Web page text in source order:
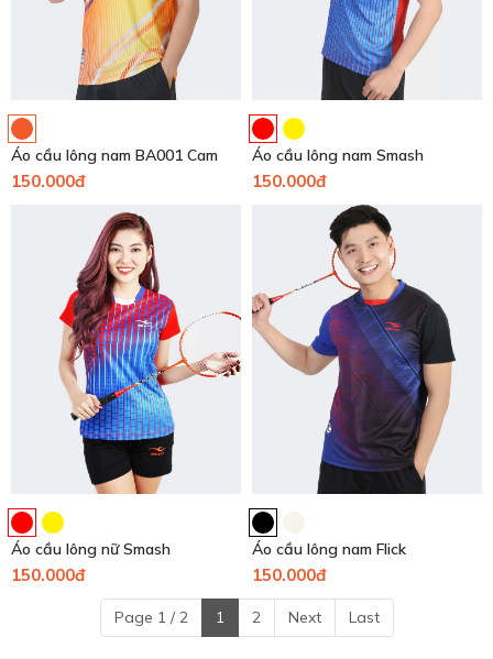
Áo cầu lông nam BA001 Cam
150.000đ
Áo cầu lông nam Smash
150.000đ
Áo cầu lông nữ Smash
150.000đ
Áo cầu lông nam Flick
150.000đ
Page 1 / 2 1 2 Next Last